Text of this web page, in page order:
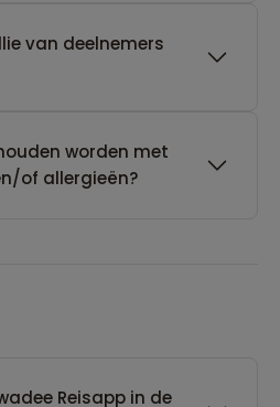
van deelnemers
worden met
of allergieën?
Reisapp in de